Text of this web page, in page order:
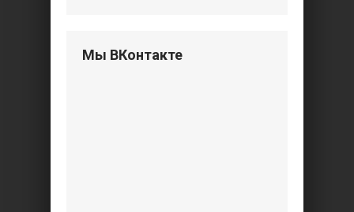
Мы ВКонтакте